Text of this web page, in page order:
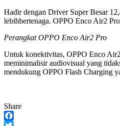
Hadir dengan Driver Super Besar
lebihbertenaga. OPPO Enco Air2
Perangkat OPPO Enco Air2 Pro
Untuk konektivitas, OPPO Enco
meminimalisir audiovisual yang
mendukung OPPO Flash Charging
Share